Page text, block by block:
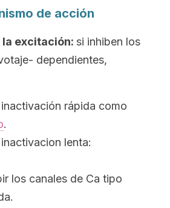
de acción
excitación: si inhiben los
dependientes,
rápida como
.
lenta:
los canales de Ca tipo